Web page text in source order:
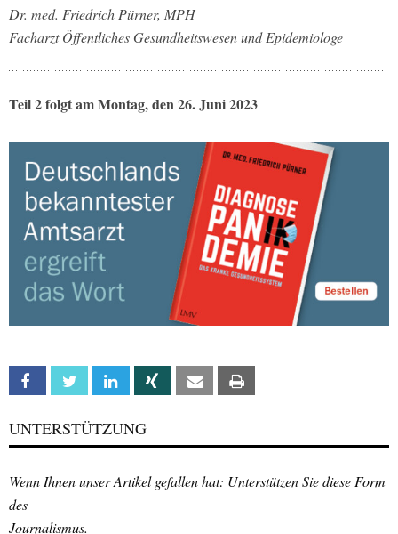
Dr. med. Friedrich Pürner, MPH
Facharzt Öffentliches Gesundheitswesen und Epidemiologe
Teil 2 folgt am Montag, den 26. Juni 2023
Facebook Twitter Linkedin Xing Email
UNTERSTÜTZUNG
Wenn Ihnen unser Artikel gefallen hat: Unterstützen Sie diese Form
des
Journalismus.